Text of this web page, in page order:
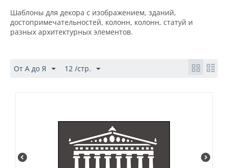
Шаблоны для декора с изображением, зданий,
достопримечательностей, колонн, колонн, статуй и
разных архитектурных элементов.
От А до Я 12 /стр.